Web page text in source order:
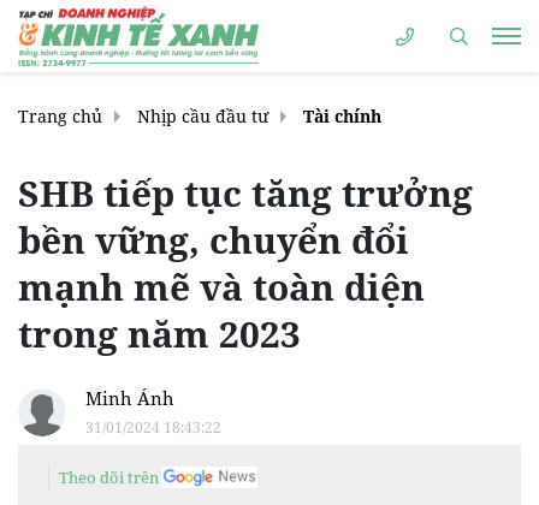
Trang chủ Nhịp cầu đầu tư Tài chính
SHB tiếp tục tăng trưởng
bền vững, chuyển đổi
mạnh mẽ và toàn diện
trong năm 2023
Minh Ánh
31/01/2024 18:43:22
Theo dõi trên